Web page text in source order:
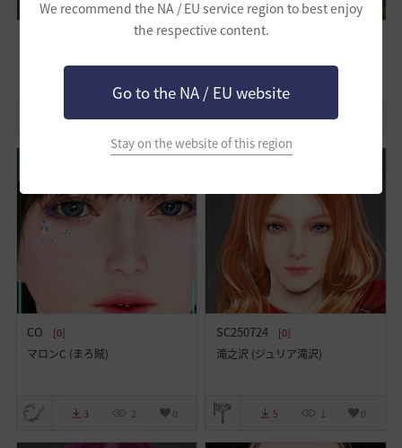
We recommend the NA / EU service region to best enjoy
the respective content.
Go to the NA / EU website
Stay on the website of this region
19 16 6
セリック王朝復活の為
22 13
CO [0]
マロンC (まろ賊)
3 2 0
SC250724 [0]
滝之沢 (ジュリア滝沢)
5 1 0